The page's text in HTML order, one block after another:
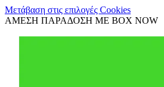
Μετάβαση στις επιλογές Cookies
ΑΜΕΣΗ ΠΑΡΑΔΟΣΗ ΜΕ BOX NOW